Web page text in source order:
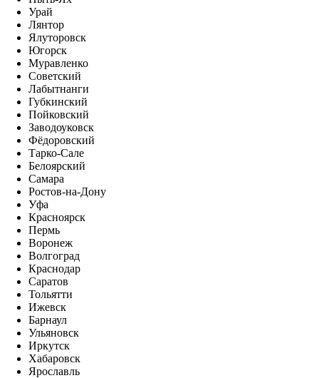
Урай
Лянтор
Ялуторовск
Югорск
Муравленко
Советский
Лабытнанги
Губкинский
Пойковский
Заводоуковск
Фёдоровский
Тарко-Сале
Белоярский
Самара
Ростов-на-Дону
Уфа
Красноярск
Пермь
Воронеж
Волгоград
Краснодар
Саратов
Тольятти
Ижевск
Барнаул
Ульяновск
Иркутск
Хабаровск
Ярославль